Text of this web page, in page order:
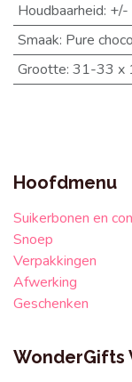
Houdbaarheid: +/-
Smaak: Pure
Grootte: 31-33 x
Hoofdmenu
Suikerbonen en
Snoep
Verpakkingen
Afwerking
Geschenken
WonderGifts